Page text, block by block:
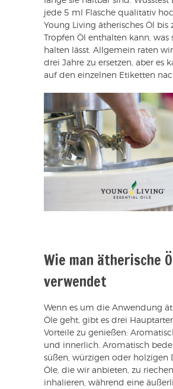
jede 5 ml Flasche qualitativ
Young Living ätherisches Öl bis
Tropfen Öl enthalten kann, was
halten lässt. Allgemein raten
drei Jahre zu ersetzen, aber es
auf den einzelnen Etiketten
Wie man ätherische
verwendet
Wenn es um die Anwendung
Öle geht, gibt es drei
Vorteile zu genießen:
und innerlich. Aromatisch
süßen, würzigen oder holzigen
Öle, die wir anbieten, zu
inhalieren, während eine